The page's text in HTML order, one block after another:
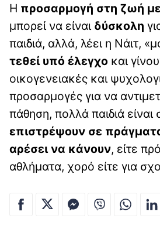
Η προσαρμογή στη ζωή
μπορεί να είναι δύσκολη
παιδιά, αλλά, λέει η Νάιτ,
τεθεί υπό έλεγχο και
οικογενειακές και
προσαρμογές για να
πάθηση, πολλά παιδιά είναι
επιστρέψουν σε
αρέσει να κάνουν, είτε
αθλήματα, χορό είτε για